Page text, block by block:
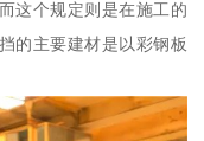
这个规定则是在施工的
的主要建材是以彩钢板